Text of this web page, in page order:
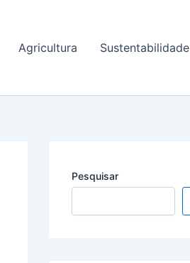
Agricultura Sustentabilidade
Pesquisar